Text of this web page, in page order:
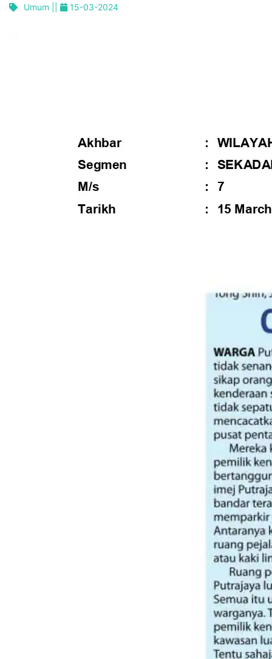
Umum || 15-03-2024